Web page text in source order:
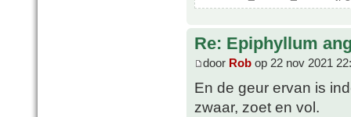
Re: Epiphyllum
door Rob op 22 nov 2021
En de geur ervan is
zwaar, zoet en vol.